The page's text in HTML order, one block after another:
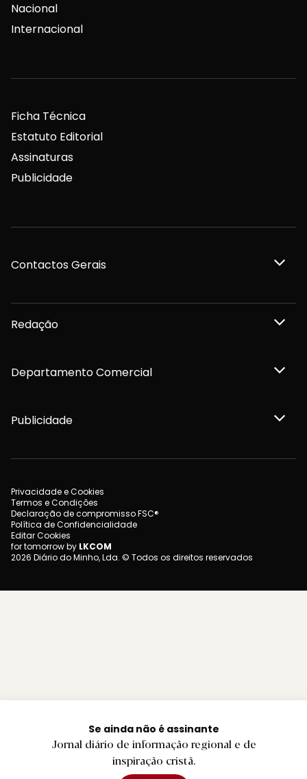
Se ainda não é assinante
Jornal diário de informação regional e de
inspiração cristã.
Nacional
Internacional
Ficha Técnica
Estatuto Editorial
Assinaturas
Publicidade
Contactos Gerais
Redação
Departamento Comercial
Publicidade
Privacidade e Cookies
Termos e Condições
Declaração de compromisso FSC®
Política de Confidencialidade
Editar Cookies
for tomorrow by LKCOM
2026 Diário do Minho, Lda. © Todos os direitos reservados